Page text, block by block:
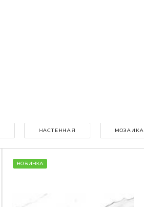
НАСТЕННАЯ МОЗАИКА
НОВИНКА